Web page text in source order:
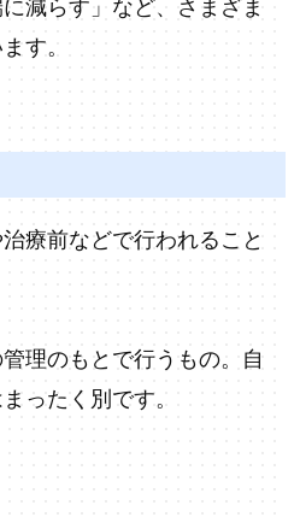
減らす」など、さまざま
す。
療前などで行われること
理のもとで行うもの。自
ったく別です。